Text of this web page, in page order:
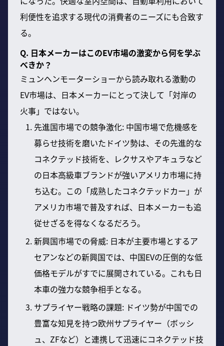
利便性を追求する現代の消費者のニーズにも合致す
る。
Q. 日本メーカーはこのEV市場の激変から何を学ぶ
べきか？
ミュンヘンモーターショーから読み取れる激動の
EV市場は、日本メーカーにとって決して「対岸の
火事」ではない。
先進国市場での競争激化: 中国市場で危機感を
募らせ技術を磨いたドイツ勢は、その先進的な
コネクテッド技術を、レクサスやアキュラなど
の日本高級車ブランドが強いアメリカ市場に持
ち込む。この「成熟したコネクテッドカー」が
アメリカ市場で普及すれば、日本メーカーも追
従せざるを得なくなるだろう。
新興国市場での脅威: 日本が主要市場とするア
セアンなどの新興国では、中国EVの圧倒的な低
価格モデルがすでに展開されている。これも日
本車の強力な競争相手となる。
サプライヤー戦略の課題: ドイツ勢が中国での
豊富な知見を持つ欧州サプライヤー（ボッシ
ュ、ZFなど）と連携して迅速にコネクテッド技